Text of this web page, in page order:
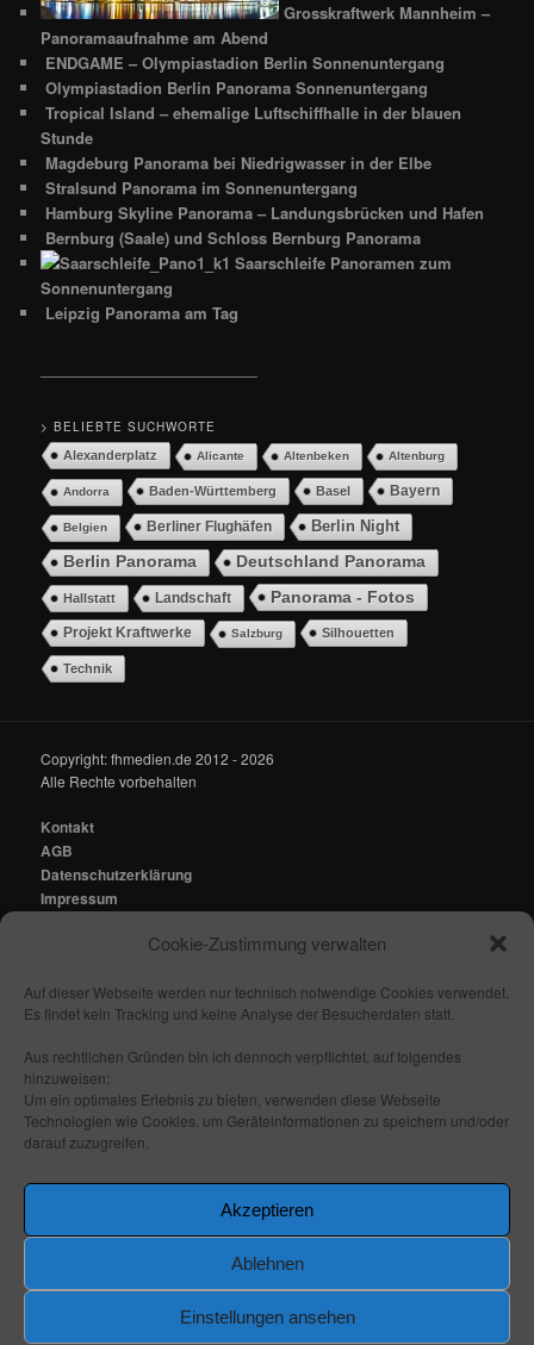
Cookie-Zustimmung verwalten
Auf dieser Webseite werden nur technisch notwendige Cookies verwendet.
Es findet kein Tracking und keine Analyse der Besucherdaten statt.
Aus rechtlichen Gründen bin ich dennoch verpflichtet, auf folgendes
hinzuweisen:
Um ein optimales Erlebnis zu bieten, verwenden diese Webseite
Technologien wie Cookies, um Geräteinformationen zu speichern und/oder
darauf zuzugreifen.
Akzeptieren
Ablehnen
Einstellungen ansehen
Grosskraftwerk Mannheim –
Panoramaaufnahme am Abend
ENDGAME – Olympiastadion Berlin Sonnenuntergang
Olympiastadion Berlin Panorama Sonnenuntergang
Tropical Island – ehemalige Luftschiffhalle in der blauen
Stunde
Magdeburg Panorama bei Niedrigwasser in der Elbe
Stralsund Panorama im Sonnenuntergang
Hamburg Skyline Panorama – Landungsbrücken und Hafen
Bernburg (Saale) und Schloss Bernburg Panorama
Saarschleife Panoramen zum
Sonnenuntergang
Leipzig Panorama am Tag
> BELIEBTE SUCHWORTE
Alexanderplatz Alicante Altenbeken Altenburg
Andorra Baden-Württemberg Basel Bayern
Belgien Berliner Flughäfen
Berlin Night
Berlin Panorama
Deutschland Panorama
Hallstatt Landschaft Panorama - Fotos
Projekt Kraftwerke Salzburg Silhouetten
Technik
Copyright: fhmedien.de 2012 - 2026
Alle Rechte vorbehalten
Kontakt
AGB
Datenschutzerklärung
Impressum
mail@fhmedien.de
Nach oben/ Seitenanfang
Folge mir:
_ _
Stolz präsentiert von WordPress